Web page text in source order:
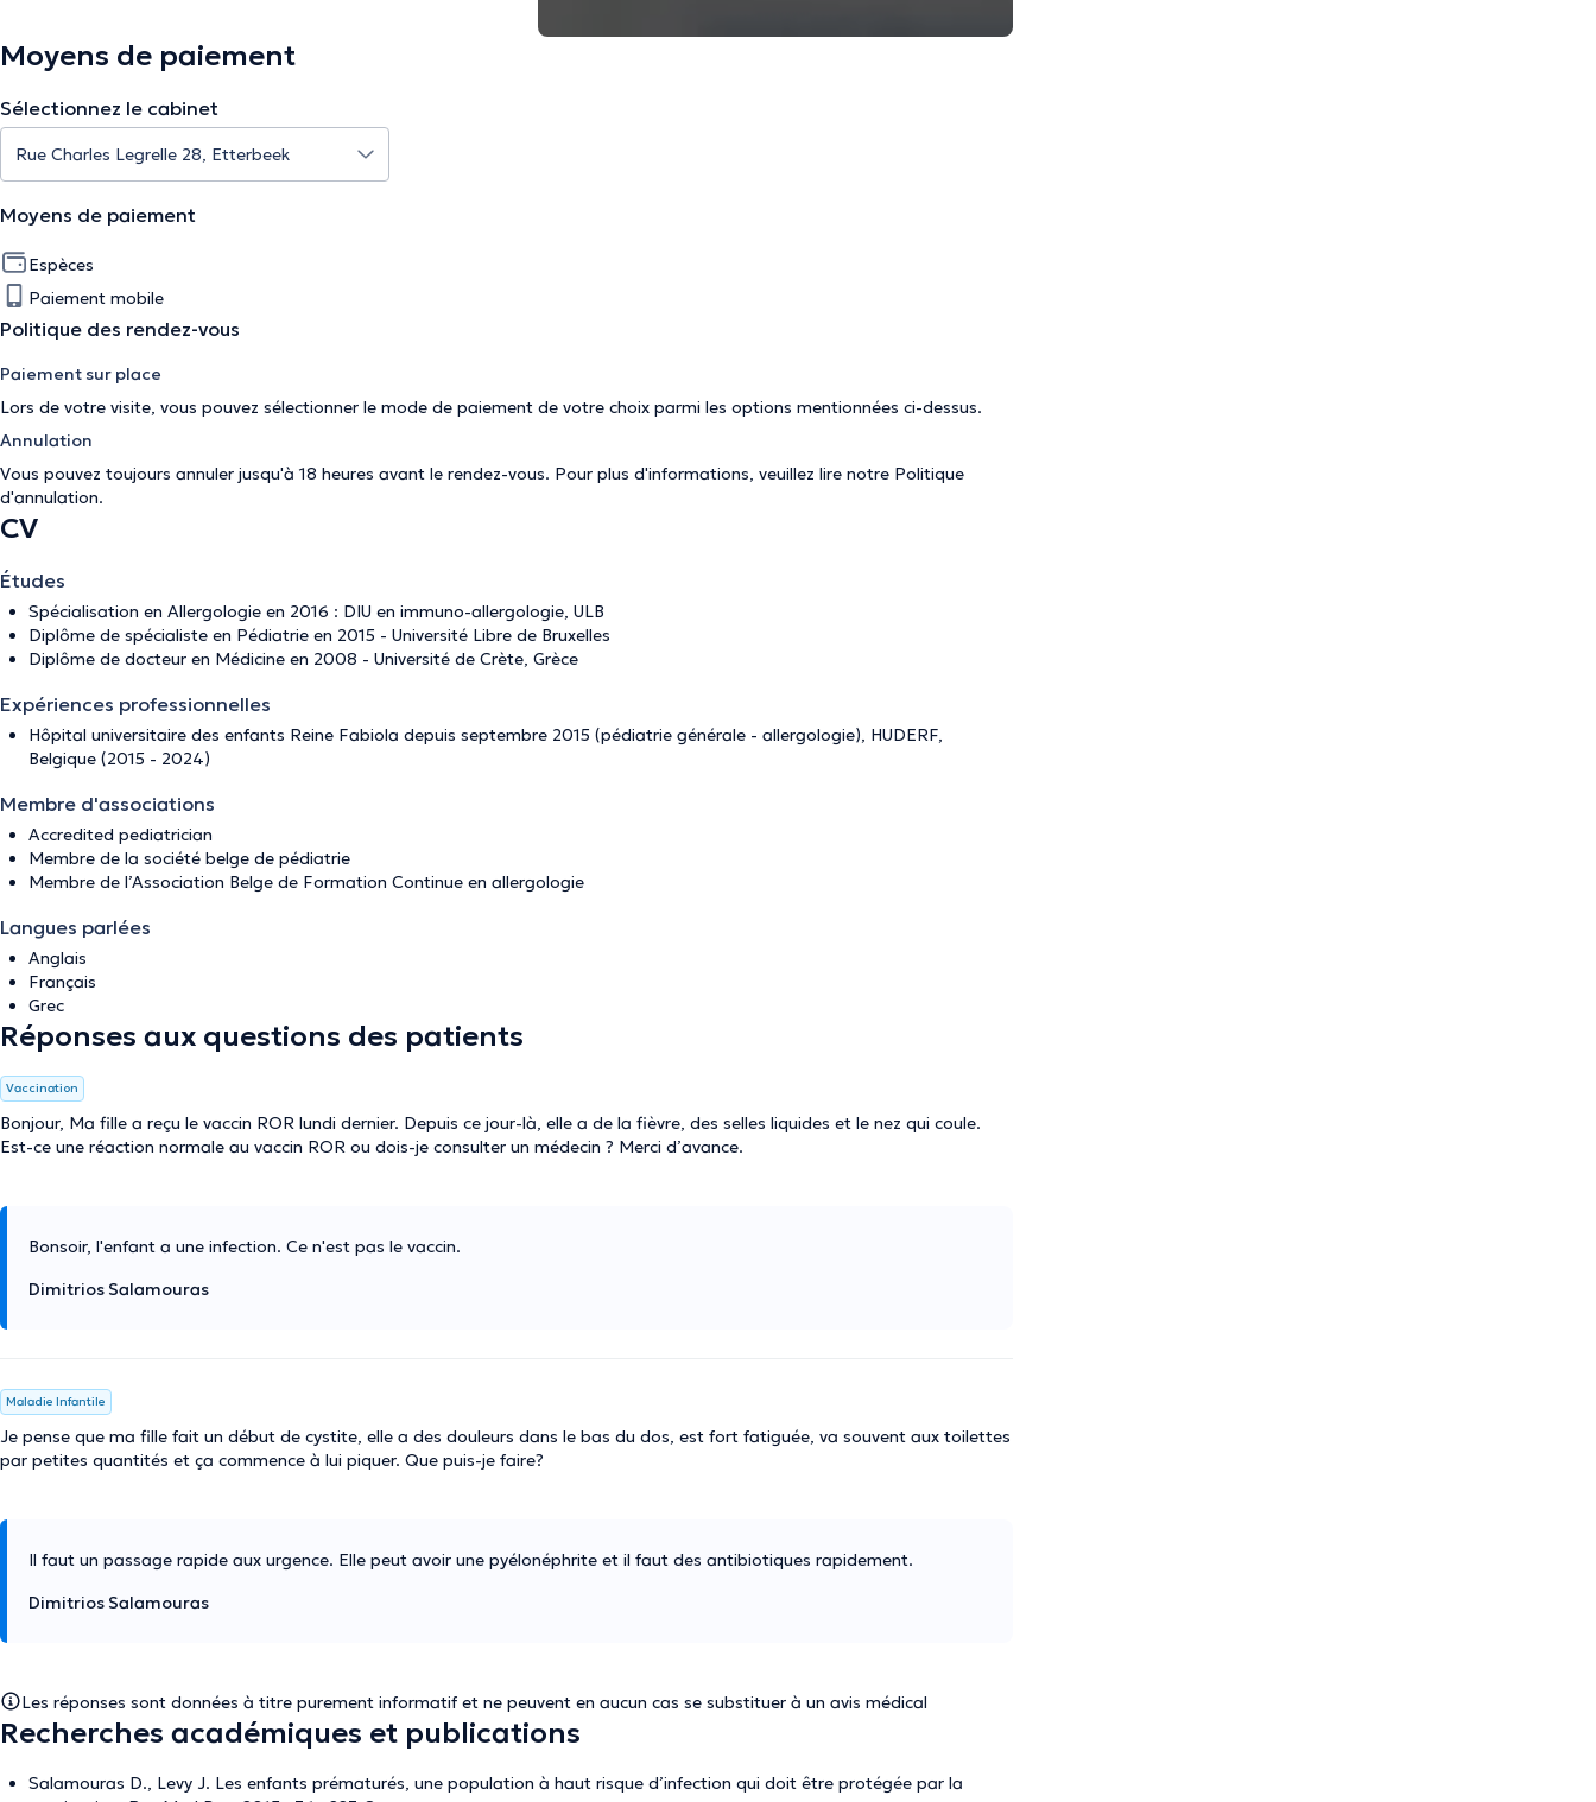
Moyens de paiement
Sélectionnez le cabinet
Moyens de paiement
Espèces
Paiement mobile
Politique des rendez-vous
Paiement sur place
Lors de votre visite, vous pouvez sélectionner le mode de paiement de votre choix parmi les options mentionnées ci-dessus.
Annulation
Vous pouvez toujours annuler jusqu'à 18 heures avant le rendez-vous. Pour plus d'informations, veuillez lire notre Politique
d'annulation.
CV
Études
Spécialisation en Allergologie en 2016 : DIU en immuno-allergologie, ULB
Diplôme de spécialiste en Pédiatrie en 2015 - Université Libre de Bruxelles
Diplôme de docteur en Médicine en 2008 - Université de Crète, Grèce
Expériences professionnelles
Hôpital universitaire des enfants Reine Fabiola depuis septembre 2015 (pédiatrie générale - allergologie), HUDERF,
Belgique (2015 - 2024)
Membre d'associations
Accredited pediatrician
Membre de la société belge de pédiatrie
Membre de l’Association Belge de Formation Continue en allergologie
Langues parlées
Anglais
Français
Grec
Réponses aux questions des patients
Vaccination
Bonjour, Ma fille a reçu le vaccin ROR lundi dernier. Depuis ce jour-là, elle a de la fièvre, des selles liquides et le nez qui coule.
Est-ce une réaction normale au vaccin ROR ou dois-je consulter un médecin ? Merci d’avance.
Bonsoir, l'enfant a une infection. Ce n'est pas le vaccin.
Dimitrios Salamouras
Maladie Infantile
Je pense que ma fille fait un début de cystite, elle a des douleurs dans le bas du dos, est fort fatiguée, va souvent aux toilettes
par petites quantités et ça commence à lui piquer. Que puis-je faire?
Il faut un passage rapide aux urgence. Elle peut avoir une pyélonéphrite et il faut des antibiotiques rapidement.
Dimitrios Salamouras
Les réponses sont données à titre purement informatif et ne peuvent en aucun cas se substituer à un avis médical
Recherches académiques et publications
Salamouras D., Levy J. Les enfants prématurés, une population à haut risque d’infection qui doit être protégée par la